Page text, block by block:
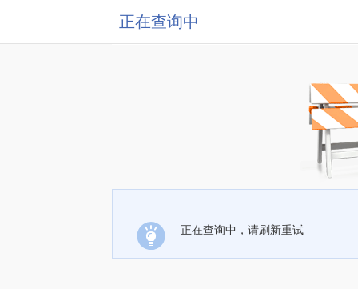
正在查询中
正在查询中，请刷新重试